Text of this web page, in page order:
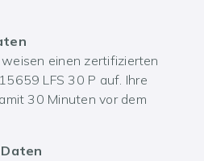
einen zertifizierten
LFS 30 P auf. Ihre
30 Minuten vor dem